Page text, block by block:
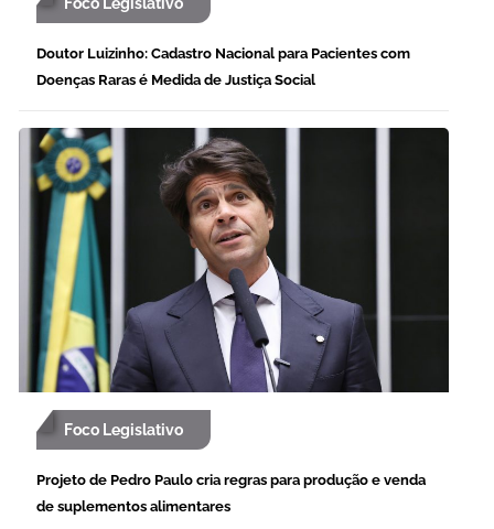
Doutor Luizinho: Cadastro Nacional para Pacientes com
Doenças Raras é Medida de Justiça Social
Foco Legislativo
Projeto de Pedro Paulo cria regras para produção e venda
de suplementos alimentares